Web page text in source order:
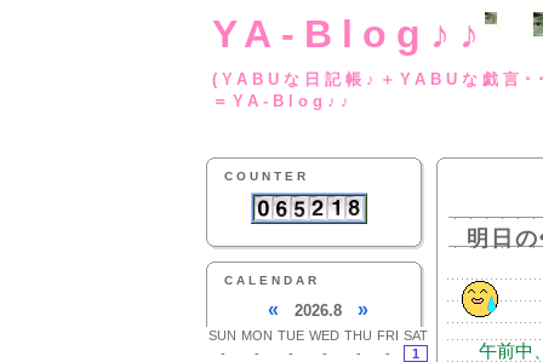
YA-Blog♪♪
(YABUな日記帳♪
＝YA-Blog♪♪
COUNTER
CALENDAR
« 2026.8 »
SUN MON TUE WED THU FRI SAT
-
- - - - -
1
明日
午前中